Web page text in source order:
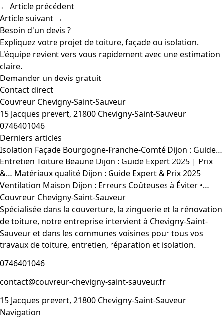
← Article précédent
Article suivant →
Besoin d'un devis ?
Expliquez votre projet de toiture, façade ou isolation.
L'équipe revient vers vous rapidement avec une estimation
claire.
Demander un devis gratuit
Contact direct
Couvreur Chevigny-Saint-Sauveur
15 Jacques prevert, 21800 Chevigny-Saint-Sauveur
0746401046
Derniers articles
Isolation Façade Bourgogne-Franche-Comté Dijon : Guide…
Entretien Toiture Beaune Dijon : Guide Expert 2025 | Prix
&… Matériaux qualité Dijon : Guide Expert & Prix 2025
Ventilation Maison Dijon : Erreurs Coûteuses à Éviter •…
Couvreur Chevigny-Saint-Sauveur
Spécialisée dans la couverture, la zinguerie et la rénovation
de toiture, notre entreprise intervient à Chevigny-Saint-
Sauveur et dans les communes voisines pour tous vos
travaux de toiture, entretien, réparation et isolation.
0746401046
contact@couvreur-chevigny-saint-sauveur.fr
15 Jacques prevert, 21800 Chevigny-Saint-Sauveur
Navigation